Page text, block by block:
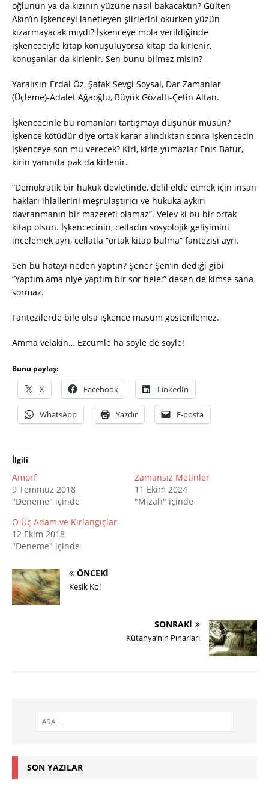
oğlunun ya da kızının yüzüne nasıl bakacaktın? Gülten
Akın’ın işkenceyi lanetleyen şiirlerini okurken yüzün
kızarmayacak mıydı? İşkenceye mola verildiğinde
işkenceciyle kitap konuşuluyorsa kitap da kirlenir,
konuşanlar da kirlenir. Sen bunu bilmez misin?
Yaralısın-Erdal Öz, Şafak-Sevgi Soysal, Dar Zamanlar
(Üçleme)-Adalet Ağaoğlu, Büyük Gözaltı-Çetin Altan.
İşkencecinle bu romanları tartışmayı düşünür müsün?
İşkence kötüdür diye ortak karar alındıktan sonra işkencecin
işkenceye son mu verecek? Kiri, kirle yumazlar Enis Batur,
kirin yanında pak da kirlenir.
“Demokratik bir hukuk devletinde, delil elde etmek için insan
hakları ihlallerini meşrulaştırıcı ve hukuka aykırı
davranmanın bir mazereti olamaz”. Velev ki bu bir ortak
kitap olsun. İşkencecinin, celladın sosyolojik gelişimini
incelemek ayrı, cellatla “ortak kitap bulma” fantezisi ayrı.
Sen bu hatayı neden yaptın? Şener Şen’in dediği gibi
“Yaptım ama niye yaptım bir sor hele:” desen de kimse sana
sormaz.
Fantezilerde bile olsa işkence masum gösterilemez.
Amma velakin… Ezcümle ha söyle de söyle!
Bunu paylaş:
X Facebook LinkedIn
WhatsApp Yazdır E-posta
İlgili
Amorf
9 Temmuz 2018
"Deneme" içinde
Zamansız Metinler
11 Ekim 2024
"Mizah" içinde
O Üç Adam ve Kırlangıçlar
12 Ekim 2018
"Deneme" içinde
ÖNCEKI
Kesik Kol
SONRAKI
Kütahya’nın Pınarları
SON YAZILAR